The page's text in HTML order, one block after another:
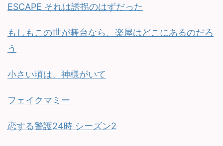
ESCAPE それは誘拐のはずだった
もしもこの世が舞台なら、楽屋はどこにあるのだろ
う
小さい頃は、神様がいて
フェイクマミー
恋する警護24時 シーズン2